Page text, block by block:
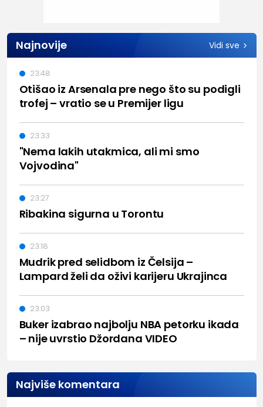
Najnovije Vidi sve
Otišao iz Arsenala pre nego što su podigli
trofej – vratio se u Premijer ligu
23:48
"Nema lakih utakmica, ali mi smo
Vojvodina"
23:33
Ribakina sigurna u Torontu
23:27
Mudrik pred selidbom iz Čelsija –
Lampard želi da oživi karijeru Ukrajinca
23:18
Buker izabrao najbolju NBA petorku ikada
– nije uvrstio Džordana VIDEO
23:03
Najviše komentara